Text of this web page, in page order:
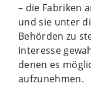
– die Fabriken
und sie unter
Behörden zu
Interesse
denen es
aufzunehmen.